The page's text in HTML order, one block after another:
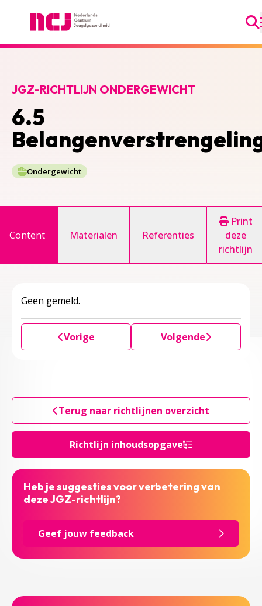
6.5
JGZ-RICHTLIJN ONDERGEWICHT
Ondergewicht
Richtlijn inhoudsopgave
Content Materialen Referenties
Print
deze
richtlijn
Geen gemeld.
Vorige Volgende
Terug naar richtlijnen overzicht
Heb je suggesties voor verbetering van
deze JGZ-richtlijn?
Geef jouw feedback